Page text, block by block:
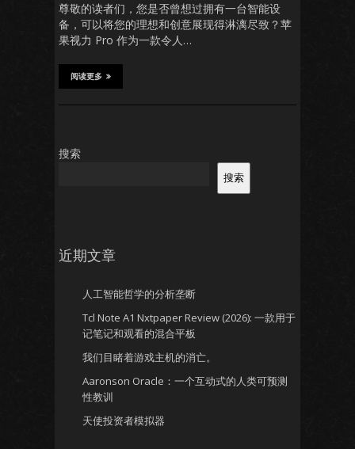
尊敬的读者们，您是否曾想过拥有一台智能设
备，可以将您的理想和创意展现得淋漓尽致？苹
果视力 Pro 作为一款令人…
阅读更多
搜索
搜索
近期文章
人工智能哲学的分析垄断
Tcl Note A1 Nxtpaper Review (2026): 一款用于
记笔记和观看的混合平板
我们目睹着游戏主机的消亡。
Aaronson Oracle：一个互动式的人类可预测
性教训
天使投资者模拟器